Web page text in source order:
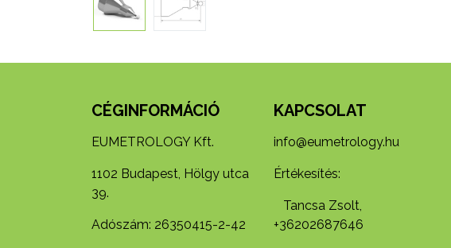
CÉGINFORMÁCIÓ
EUMETROLOGY Kft.
1102 Budapest, Hölgy utca
39.
Adószám: 26350415-2-42
KAPCSOLAT
info@eumetrology.hu
Értékesítés:
Tancsa Zsolt,
+36202687646